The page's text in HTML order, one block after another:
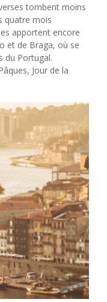
tombent moins
quatre mois
apportent encore
et de Braga, où se
du Portugal.
Jour de la